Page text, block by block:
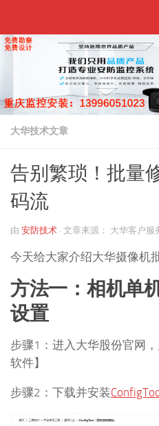
大华技术文章
告别繁琐！批量
码流
由 安防技术 · 文章来源： 大华客户服
今天给大家介绍大华摄像机
方法一：相机单
设置
步骤1：进入大华股份官网
软件】
步骤2：下载并安装